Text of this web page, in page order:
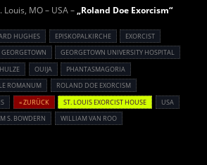
Louis, MO – USA –„Roland Doe Exorcism“
HUGHES EPISKOPALKIRCHE
EXORCIST
GEORGETOWN
GEORGETOWN UNIVERSITY HOSPITAL
OUIJA
PHANTASMAGORIA
ROMANUM
ROLAND DOE EXORCISM
« ZURÜCK ST. LOUIS EXORCIST HOUSE
USA
S. BOWDERN WILLIAM VAN ROO